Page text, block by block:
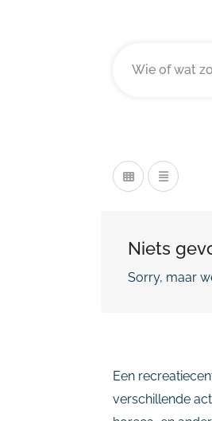
Niets
Sorry, maar
Een
verschillende